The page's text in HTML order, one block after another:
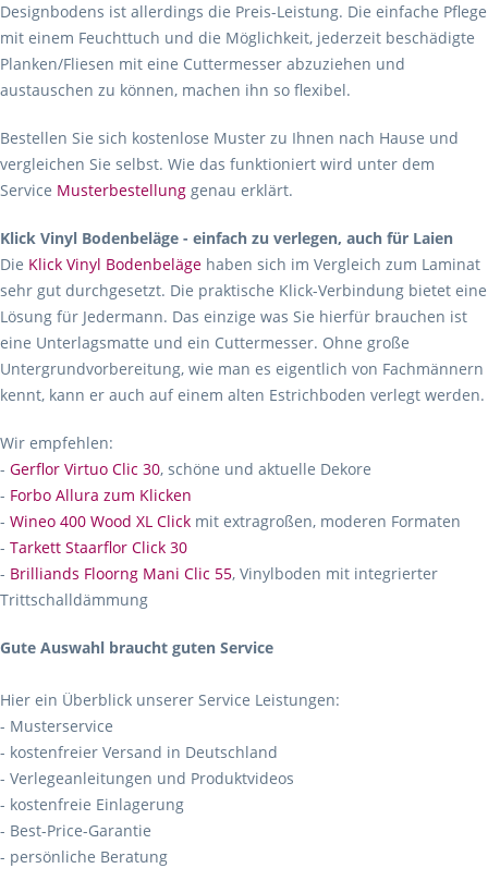
Designbodens ist allerdings die Preis-Leistung. Die einfache Pflege
mit einem Feuchttuch und die Möglichkeit, jederzeit beschädigte
Planken/Fliesen mit eine Cuttermesser abzuziehen und
austauschen zu können, machen ihn so flexibel.
Bestellen Sie sich kostenlose Muster zu Ihnen nach Hause und
vergleichen Sie selbst. Wie das funktioniert wird unter dem
Service Musterbestellung genau erklärt.
Klick Vinyl Bodenbeläge - einfach zu verlegen, auch für Laien
Die Klick Vinyl Bodenbeläge haben sich im Vergleich zum Laminat
sehr gut durchgesetzt. Die praktische Klick-Verbindung bietet eine
Lösung für Jedermann. Das einzige was Sie hierfür brauchen ist
eine Unterlagsmatte und ein Cuttermesser. Ohne große
Untergrundvorbereitung, wie man es eigentlich von Fachmännern
kennt, kann er auch auf einem alten Estrichboden verlegt werden.
Wir empfehlen:
- Gerflor Virtuo Clic 30, schöne und aktuelle Dekore
- Forbo Allura zum Klicken
- Wineo 400 Wood XL Click mit extragroßen, moderen Formaten
- Tarkett Staarflor Click 30
- Brilliands Floorng Mani Clic 55, Vinylboden mit integrierter
Trittschalldämmung
Gute Auswahl braucht guten Service
Hier ein Überblick unserer Service Leistungen:
- Musterservice
- kostenfreier Versand in Deutschland
- Verlegeanleitungen und Produktvideos
- kostenfreie Einlagerung
- Best-Price-Garantie
- persönliche Beratung